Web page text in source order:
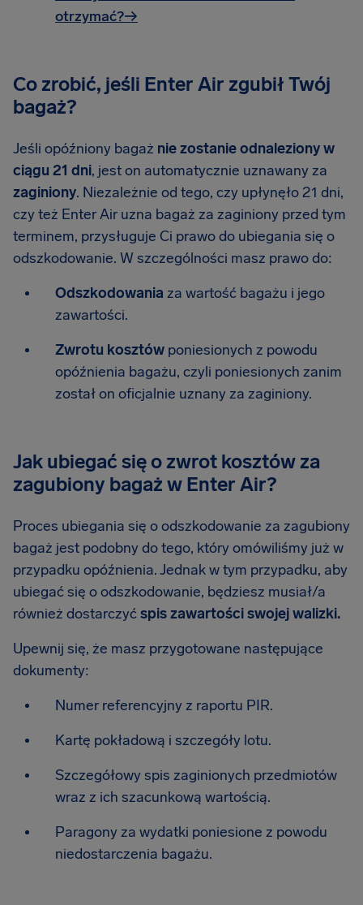
otrzymać?→
Co zrobić, jeśli Enter Air zgubił Twój
bagaż?
Jeśli opóźniony bagaż nie zostanie odnaleziony w
ciągu 21 dni, jest on automatycznie uznawany za
zaginiony. Niezależnie od tego, czy upłynęło 21 dni,
czy też Enter Air uzna bagaż za zaginiony przed tym
terminem, przysługuje Ci prawo do ubiegania się o
odszkodowanie. W szczególności masz prawo do:
Odszkodowania za wartość bagażu i jego
zawartości.
Zwrotu kosztów poniesionych z powodu
opóźnienia bagażu, czyli poniesionych zanim
został on oficjalnie uznany za zaginiony.
Jak ubiegać się o zwrot kosztów za
zagubiony bagaż w Enter Air?
Proces ubiegania się o odszkodowanie za zagubiony
bagaż jest podobny do tego, który omówiliśmy już w
przypadku opóźnienia. Jednak w tym przypadku, aby
ubiegać się o odszkodowanie, będziesz musiał/a
również dostarczyćspis zawartości swojej walizki.
Upewnij się, że masz przygotowane następujące
dokumenty:
Numer referencyjny z raportu PIR.
Kartę pokładową i szczegóły lotu.
Szczegółowy spis zaginionych przedmiotów
wraz z ich szacunkową wartością.
Paragony za wydatki poniesione z powodu
niedostarczenia bagażu.